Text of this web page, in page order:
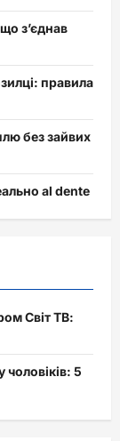
з’єднав
правила
без зайвих
al dente
Світ ТВ:
5